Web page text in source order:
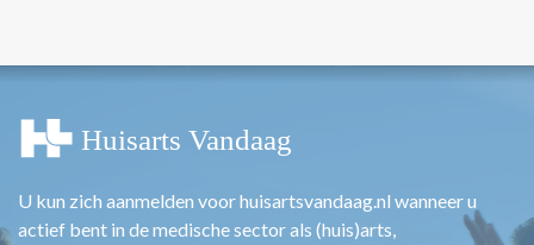
U kun zich aanmelden voor huisartsvandaag.nl wanneer u
actief bent in de medische sector als (huis)arts,